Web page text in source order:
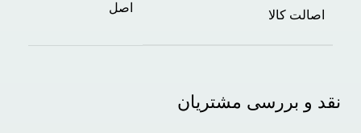
اصالت کالا
اصل
نقد و بررسی مشتریان